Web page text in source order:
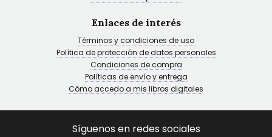
Enlaces de interés
Términos y condiciones de uso
Política de protección de datos personales
Condiciones de compra
Políticas de envío y entrega
Cómo accedo a mis libros digitales
Síguenos en redes sociales